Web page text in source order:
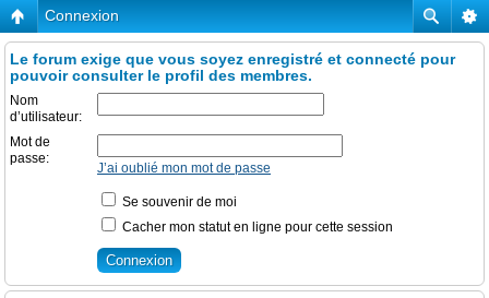
Connexion
Le forum exige que vous soyez enregistré et connecté pour
pouvoir consulter le profil des membres.
Nom
d’utilisateur:
Mot de
passe:
J’ai oublié mon mot de passe
Se souvenir de moi
Cacher mon statut en ligne pour cette session